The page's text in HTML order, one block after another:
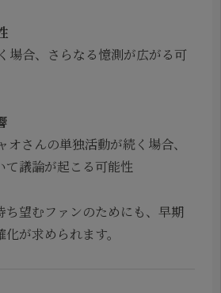
場合、さらなる憶測が広がる可
さんの単独活動が続く場合、
て議論が起こる可能性
ち望むファンのためにも、早期
が求められます。